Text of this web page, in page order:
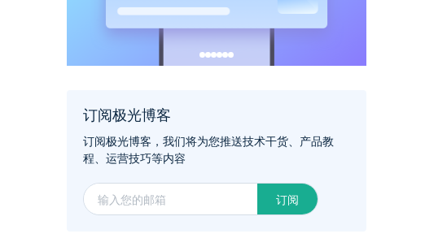
订阅极光博客
订阅极光博客，我们将为您推送技术干货、产品教
程、运营技巧等内容
订阅